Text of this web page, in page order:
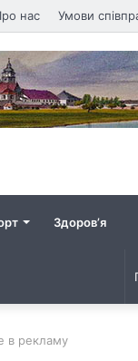
нас Умови
Здоров’я
в рекламу